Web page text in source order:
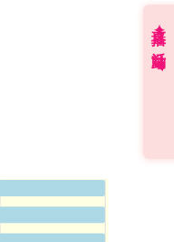
直播✦活動